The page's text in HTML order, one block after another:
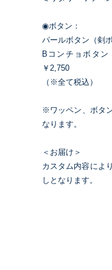
◉ボタン：
パールボタン（剣
Bコンチョボタン
￥2,750
（※全て税込）
※ワッペン、ボタ
なります。
＜お届け＞
カスタム内容によ
しとなります。